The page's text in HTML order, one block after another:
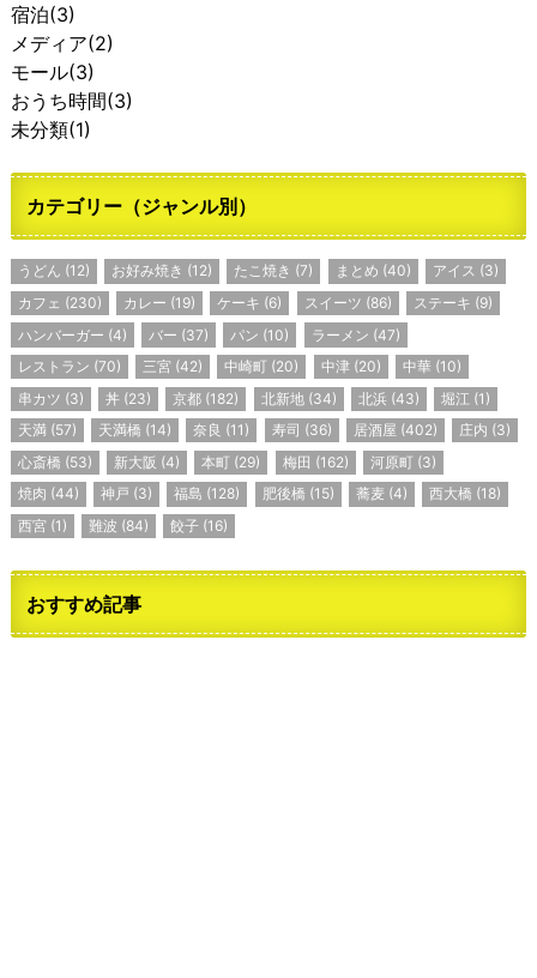
宿泊(3)
メディア(2)
モール(3)
おうち時間(3)
未分類(1)
カテゴリー（ジャンル別）
うどん (12) お好み焼き (12) たこ焼き (7) まとめ (40) アイス (3)
カフェ (230) カレー (19) ケーキ (6) スイーツ (86) ステーキ (9)
ハンバーガー (4) バー (37) パン (10) ラーメン (47)
レストラン (70) 三宮 (42) 中崎町 (20) 中津(20) 中華(10)
串カツ (3) 丼 (23) 京都 (182) 北新地(34) 北浜(43) 堀江 (1)
天満 (57) 天満橋 (14) 奈良 (11) 寿司 (36) 居酒屋 (402) 庄内 (3)
心斎橋 (53) 新大阪 (4) 本町 (29) 梅田 (162) 河原町 (3)
焼肉 (44) 神戸 (3) 福島 (128) 肥後橋 (15) 蕎麦(4) 西大橋 (18)
西宮(1) 難波 (84) 餃子 (16)
おすすめ記事